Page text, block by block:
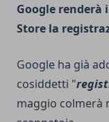
Google renderà
Store la
Google ha già
cosiddetti "
maggio colmerà